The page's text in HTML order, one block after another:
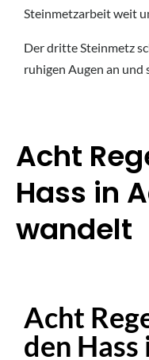
Steinmetzarbeit weit
Der dritte Steinmetz
ruhigen Augen an und
Acht
Hass in
wandelt
Acht
den